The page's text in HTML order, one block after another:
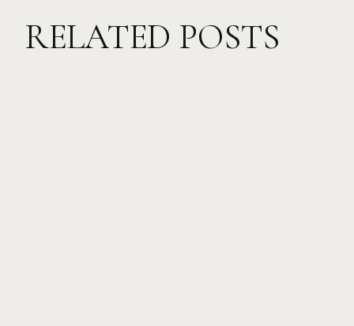
RELATED POSTS